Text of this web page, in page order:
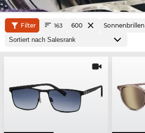
Filter 163 600 Sonnenbrillen